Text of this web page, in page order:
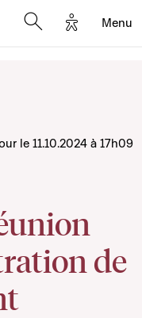
Options
Menu
de
le 11.10.2024 à 17h09